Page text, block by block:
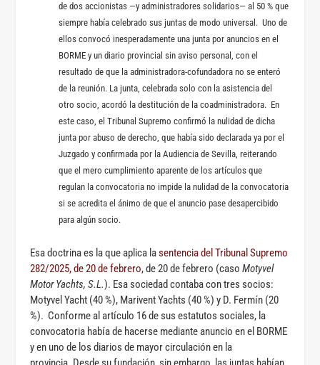
de dos accionistas —y administradores solidarios— al 50 % que
siempre había celebrado sus juntas de modo universal. Uno de
ellos convocó inesperadamente una junta por anuncios en el
BORME y un diario provincial sin aviso personal, con el
resultado de que la administradora-cofundadora no se enteró
de la reunión. La junta, celebrada solo con la asistencia del
otro socio, acordó la destitución de la coadministradora. En
este caso, el Tribunal Supremo confirmó la nulidad de dicha
junta por abuso de derecho, que había sido declarada ya por el
Juzgado y confirmada por la Audiencia de Sevilla, reiterando
que el mero cumplimiento aparente de los artículos que
regulan la convocatoria no impide la nulidad de la convocatoria
si se acredita el ánimo de que el anuncio pase desapercibido
para algún socio.
Esa doctrina es la que aplica lasentencia del Tribunal Supremo
282/2025, de 20 de febrero, de 20 de febrero (casoMotyvel
Motor Yachts, S.L.). Esa sociedad contaba con tres socios:
Motyvel Yacht (40 %), Marivent Yachts (40 %) y D. Fermín (20
%). Conforme al artículo 16 de sus estatutos sociales, la
convocatoria había de hacerse mediante anuncio en el BORME
y en uno de los diarios de mayor circulación en la